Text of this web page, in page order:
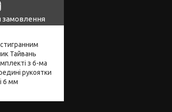
замовлення
Тайвань
з 6-ма
рукоятки
6 мм